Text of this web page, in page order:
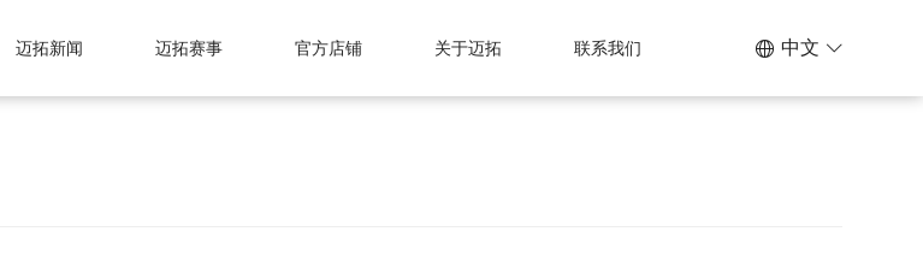
迈拓新闻 迈拓赛事 官方店铺 关于迈拓 联系我们 中文